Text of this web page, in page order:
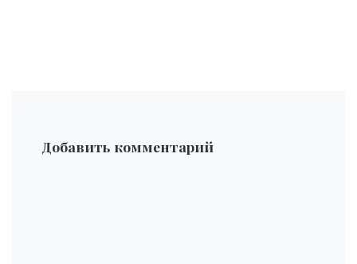
Добавить комментарий